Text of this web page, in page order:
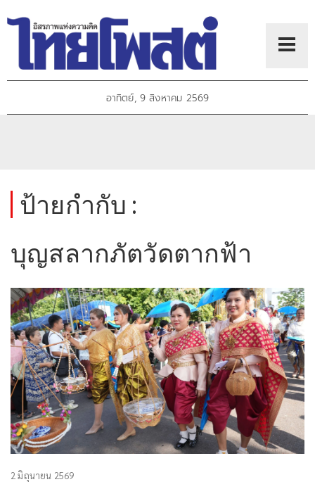
อาทิตย์, 9 สิงหาคม 2569
ป้ายกำกับ :
บุญสลากภัตวัดตากฟ้า
2 มิถุนายน 2569